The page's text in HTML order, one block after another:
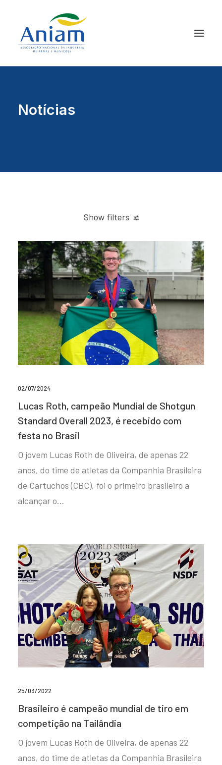
Notícias
Show filters
02/07/2024
Lucas Roth, campeão Mundial de Shotgun
Standard Overall 2023, é recebido com
festa no Brasil
O jovem Lucas Roth de Oliveira, de apenas 22
anos, do time de atletas da Companhia Brasileira
de Cartuchos (CBC), foi o primeiro brasileiro a
alcançar o…
25/03/2022
Brasileiro é campeão mundial de tiro em
competição na Tailândia
O jovem Lucas Roth de Oliveira, de apenas 22
anos, do time de atletas da Companhia Brasileira